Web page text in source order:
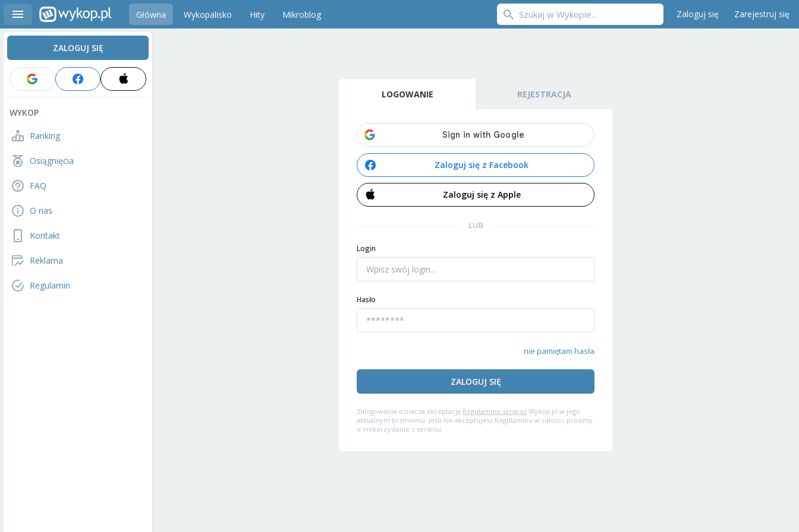
Główna Wykopalisko Hity Mikroblog Zaloguj się Zarejestruj się
ZALOGUJ SIĘ
WYKOP
Ranking
Osiągnięcia
FAQ
O nas
Kontakt
Reklama
Regulamin
LOGOWANIE REJESTRACJA
Zaloguj się z Facebook
Zaloguj się z Apple
LUB
Login
Hasło
nie pamiętam hasła
ZALOGUJ SIĘ
Zalogowanie oznacza akceptację Regulaminu serwisu Wykop.pl w jego
aktualnym brzmieniu. Jeśli nie akceptujesz Regulaminu w całości, prosimy
o niekorzystanie z serwisu.